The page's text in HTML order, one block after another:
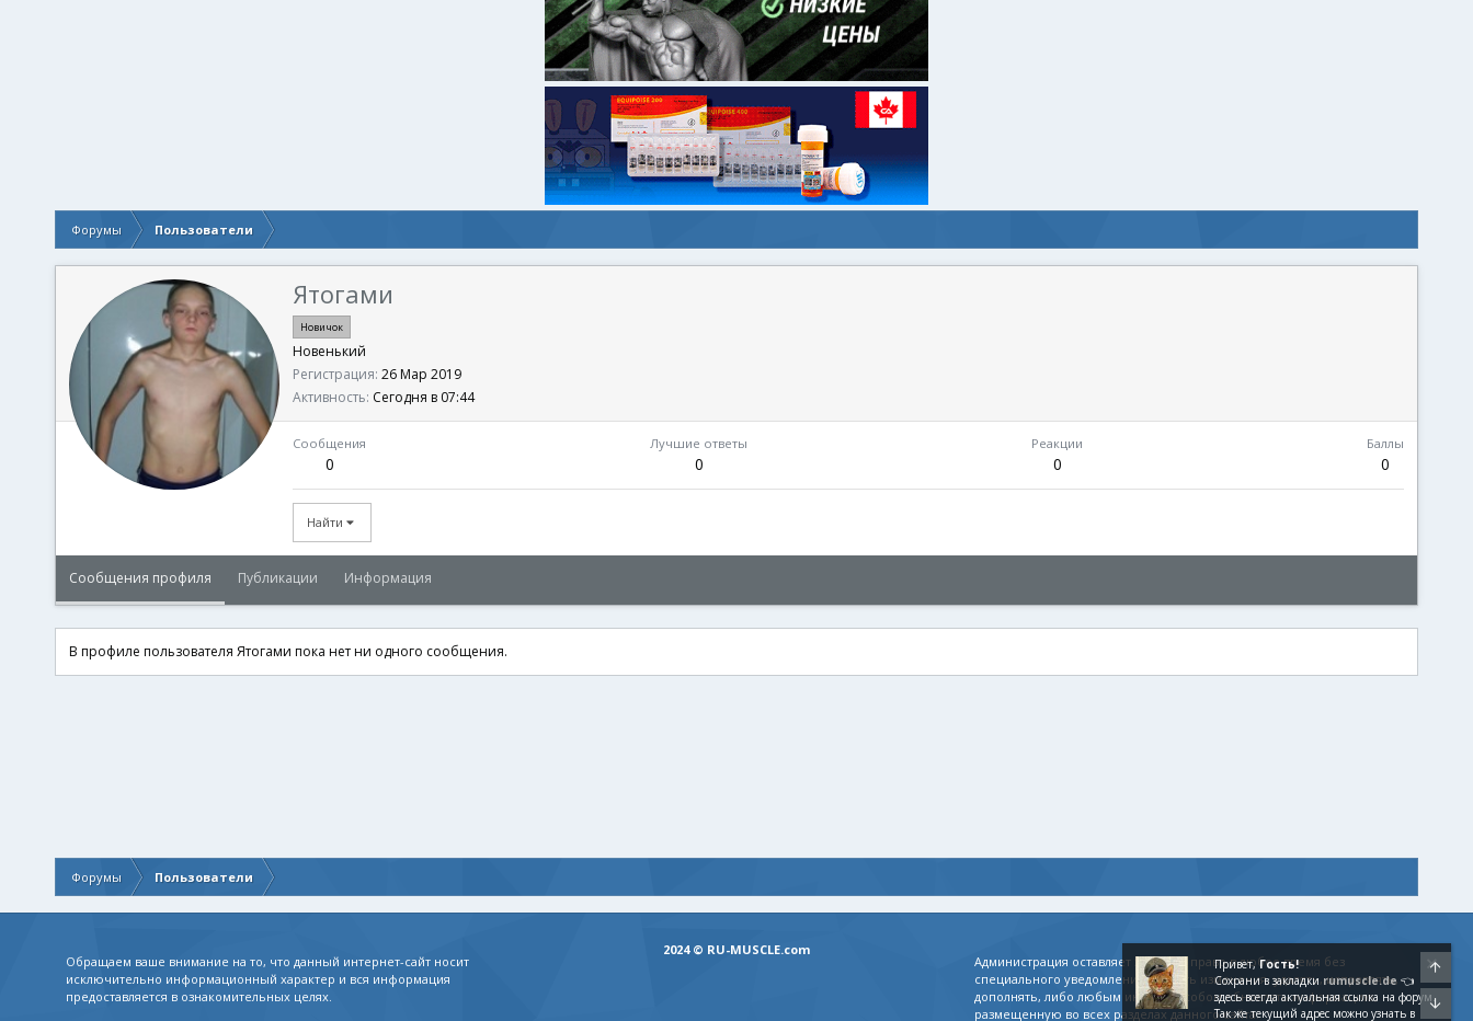
Форумы Пользователи
Ятогами
Новичок
Новенький
Регистрация 26 Мар 2019
Активность Сегодня в 07:44
Сообщения
0
Лучшие ответы
0
Реакции
0
Баллы
0
Найти
Сообщения профиля Публикации Информация
В профиле пользователя Ятогами пока нет ни одного сообщения.
Форумы Пользователи
Обращаем ваше внимание на то, что данный интернет-сайт носит
исключительно информационный характер и вся информация
предоставляется в ознакомительных целях.
2024 © RU-MUSCLE.com
Администрация оставляет за собой право в любое время без
специального уведомления вносить изменения, удалять, исправлять,
дополнять, либо любым иным способом обновлять информацию,
размещенную во всех разделах данного сайта.
Привет,Гость!
Сохрани в закладкиrumuscle.de 👈
здесь всегда актуальная ссылка на форум.
Так же текущий адрес можно узнать в